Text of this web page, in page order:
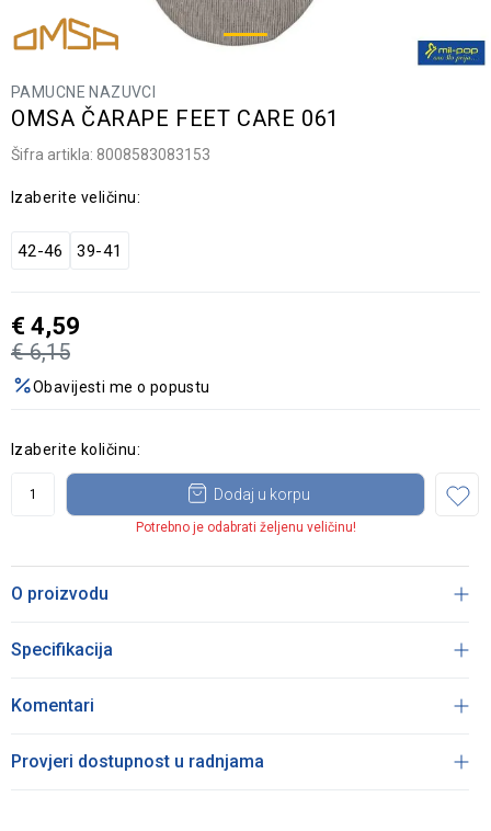
PAMUCNE NAZUVCI
OMSA ČARAPE FEET CARE 061
Šifra artikla: 8008583083153
Izaberite veličinu:
42-46 39-41
€ 6,15
€ 4,59
Obavijesti me o popustu
Izaberite količinu:
Dodaj u korpu
Potrebno je odabrati željenu veličinu!
O proizvodu
Specifikacija
Komentari
Provjeri dostupnost u radnjama